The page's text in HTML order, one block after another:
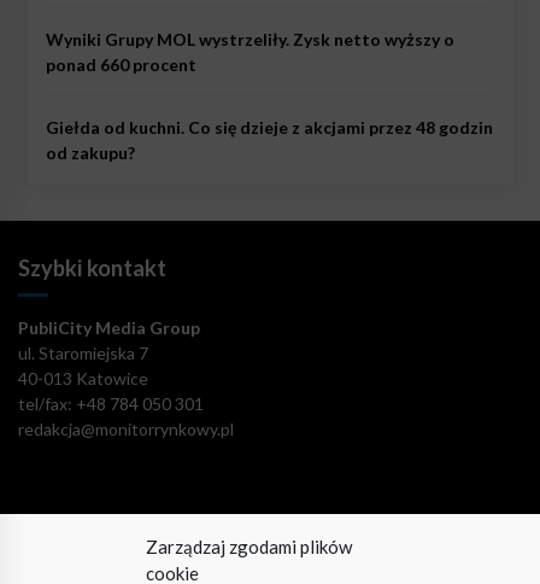
Zarządzaj zgodami plików
cookie
Wyniki Grupy MOL wystrzeliły. Zysk netto wyższy o
ponad 660 procent
Giełda od kuchni. Co się dzieje z akcjami przez 48 godzin
od zakupu?
Szybki kontakt
PubliCity Media Group
ul. Staromiejska 7
40-013 Katowice
tel/fax: +48 784 050 301
redakcja@monitorrynkowy.pl
Pozostańmy w kontakcie!